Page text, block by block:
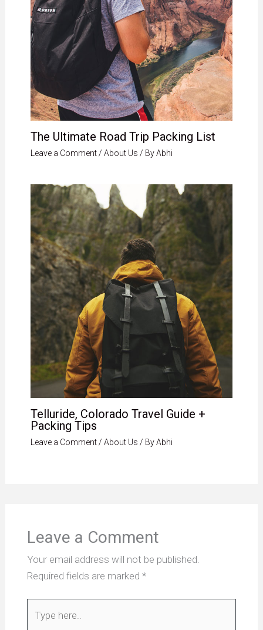
The Ultimate Road Trip Packing List
Leave a Comment / About Us / ByAbhi
Telluride, Colorado Travel Guide +
Packing Tips
Leave a Comment / About Us / ByAbhi
Leave a Comment
Your email address will not be published.
Required fields are marked *
here..